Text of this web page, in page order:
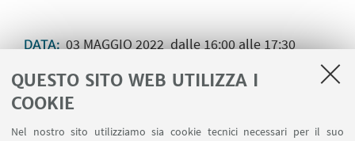
QUESTO SITO WEB UTILIZZA I
COOKIE
Nel nostro sito utilizziamo sia cookie tecnici necessari per il suo
DATA: 03MAGGIO2022dalle 16:00 alle 17:30
TIPO: Seminari